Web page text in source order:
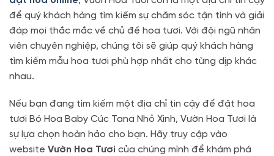
để quý khách hàng tìm kiếm sự chăm sóc tận tình và giải
đáp mọi thắc mắc về chủ đề hoa tươi. Với đội ngũ nhân
viên chuyên nghiệp, chúng tôi sẽ giúp quý khách hàng
tìm kiếm mẫu hoa tươi phù hợp nhất cho từng dịp khác
nhau.
Nếu bạn đang tìm kiếm một địa chỉ tin cậy để đặt hoa
tươi Bó Hoa Baby Cúc Tana Nhỏ Xinh, Vườn Hoa Tươi là
sự lựa chọn hoàn hảo cho bạn. Hãy truy cập vào
website Vườn Hoa Tươi của chúng mình để khám phá